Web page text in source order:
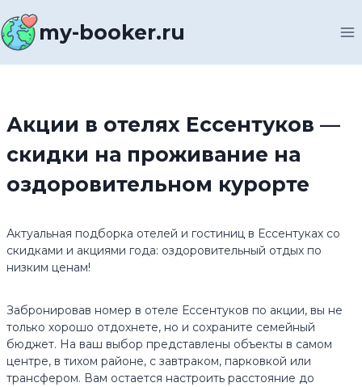
к
содержимомуmy-booker.ru
Акции в отелях Ессентуков —
скидки на проживание на
оздоровительном курорте
Актуальная подборка отелей и гостиниц в Ессентуках со
скидками и акциями года: оздоровительный отдых по
низким ценам!
Забронировав номер в отеле Ессентуков по акции, вы не
только хорошо отдохнете, но и сохраните семейный
бюджет. На ваш выбор представлены объекты в самом
центре, в тихом районе, с завтраком, парковкой или
трансфером. Вам остается настроить расстояние до